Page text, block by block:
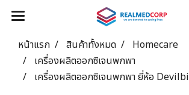
หน้าแรก สินค้าทั้งหมด
Homecare
เครื่องผลิตออกซิเจนพกพา
เครื่องผลิตออกซิเจนพกพา ยี่ห้อ